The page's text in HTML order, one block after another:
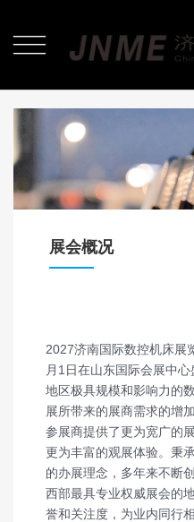

展会概况
2027济南国际数控机床展
月1日在山东国际会展中
地区极具规模和影响力的
展所带来的展商需求的增
参展商提供了更为宽广的
更为丰富的观展体验。秉
的办展理念，多年来不断
西部最具专业权威展会的
誉和关注度，为业内同行